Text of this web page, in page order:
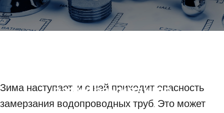
размораживанию
Зима наступает, и с ней приходит опасность
замерзания водопроводных труб. Это может